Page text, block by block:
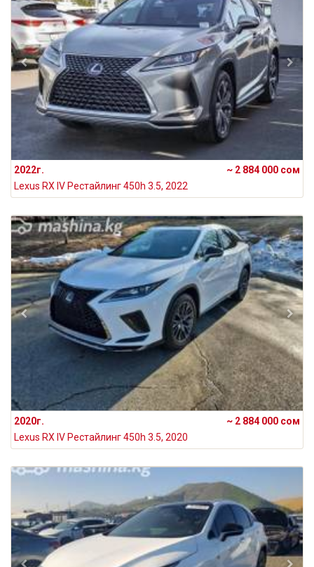
2022г.
~ 2 884 000 сом
Lexus RX IV Рестайлинг 450h 3.5, 2022
2020г.
~ 2 884 000 сом
Lexus RX IV Рестайлинг 450h 3.5, 2020